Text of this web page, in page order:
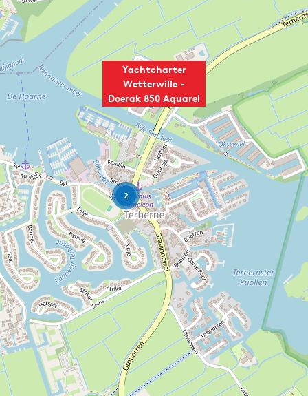
Yachtcharter
Wetterwille -
Doerak 850 Aquarel
2